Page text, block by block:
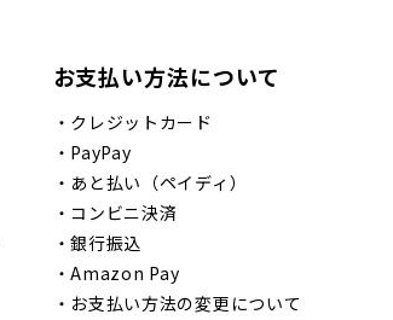
お支払い方法について
・ クレジットカード
・ PayPay
・ あと払い（ペイディ）
・ コンビニ決済
・銀行振込
・Amazon Pay
・ お支払い方法の変更について